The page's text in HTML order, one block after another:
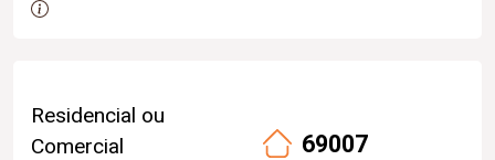
Residencial ou
Comercial
69007